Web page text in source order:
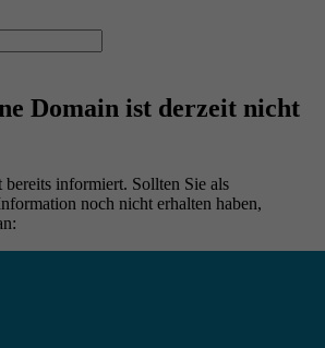
Domain ist derzeit nicht
informiert. Sollten Sie als
noch nicht erhalten haben,